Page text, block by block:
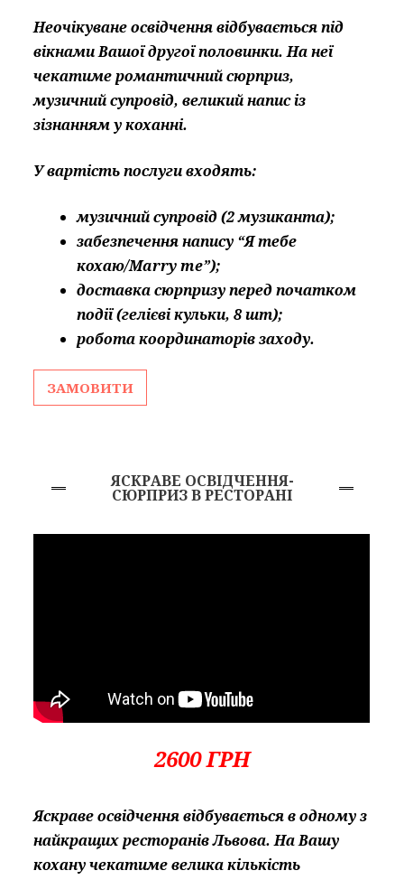
Неочікуване освідчення відбувається під
вікнами Вашої другої половинки. На неї
чекатиме романтичний сюрприз,
музичний супровід, великий напис із
зізнанням у коханні.
У вартість послуги входять:
музичний супровід (2 музиканта);
забезпечення напису “Я тебе
кохаю/Marry me”);
доставка сюрпризу перед початком
події (гелієві кульки, 8 шт);
робота координаторів заходу.
ЗАМОВИТИ
ЯСКРАВЕ ОСВІДЧЕННЯ-
СЮРПРИЗ В РЕСТОРАНІ
2600 ГРН
Яскраве освідчення відбувається в одному з
найкращих ресторанів Львова. На Вашу
кохану чекатиме велика кількість